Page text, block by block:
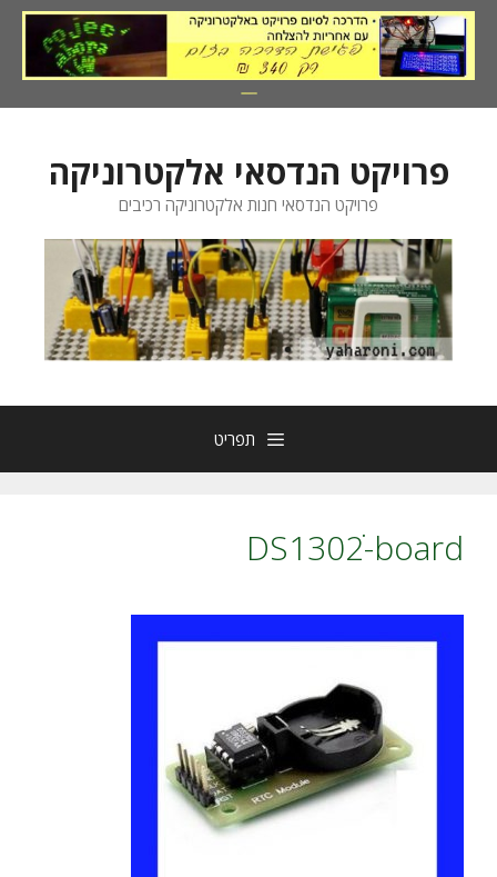
לדלג
לתוכן
פרויקט הנדסאי אלקטרוניקה
פרויקט הנדסאי חנות אלקטרוניקה רכיבים
תפריט
DS1302ֹ-board